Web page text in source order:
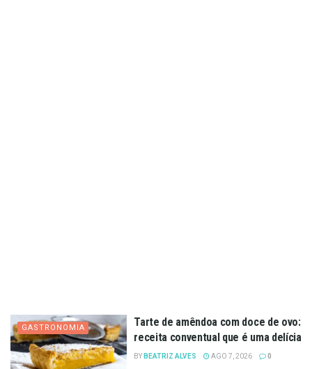
GASTRONOMIA
Tarte de amêndoa com doce de ovo:
receita conventual que é uma delícia
BY BEATRIZ ALVES AGO 7, 2026 0